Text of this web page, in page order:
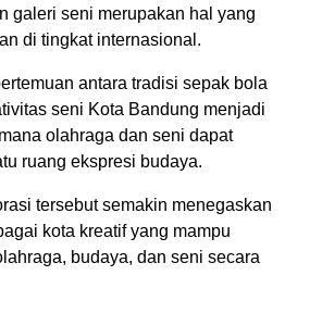
galeri seni merupakan hal yang
di tingkat internasional.
antara tradisi sepak bola
seni Kota Bandung menjadi
olahraga dan seni dapat
ruang ekspresi budaya.
tersebut semakin menegaskan
kota kreatif yang mampu
budaya, dan seni secara